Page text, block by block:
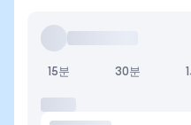
15분 30분